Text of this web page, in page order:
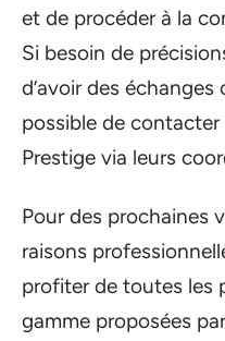
et de procéder à la
Si besoin de
d’avoir des
possible de contacter
Prestige via leurs
Pour des prochaines
raisons
profiter de toutes les
gamme proposées